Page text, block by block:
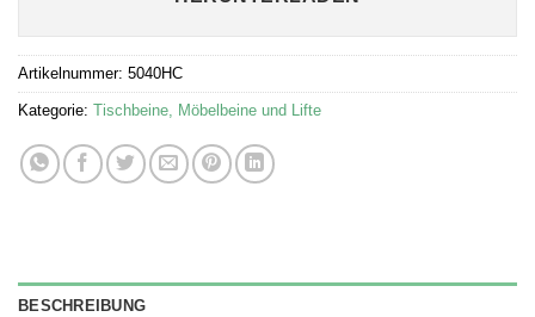
Artikelnummer: 5040HC
Kategorie: Tischbeine, Möbelbeine und Lifte
BESCHREIBUNG